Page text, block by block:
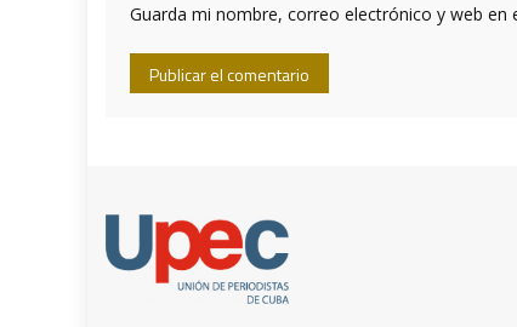
Guarda mi nombre, correo electrónico y web